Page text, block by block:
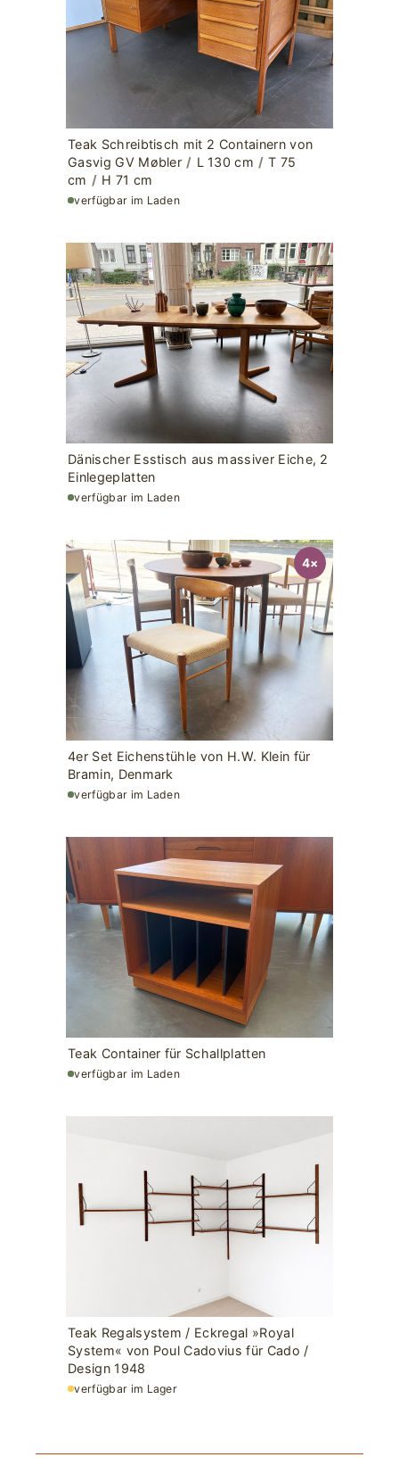
Teak Schreibtisch mit 2 Containern von
Gasvig GV Møbler / L 130 cm / T 75
cm / H 71 cm
verfügbar im Laden
Dänischer Esstisch aus massiver Eiche, 2
Einlegeplatten
verfügbar im Laden
4×
4er Set Eichenstühle von H.W. Klein für
Bramin, Denmark
verfügbar im Laden
Teak Container für Schallplatten
verfügbar im Laden
Teak Regalsystem / Eckregal »Royal
System« von Poul Cadovius für Cado /
Design 1948
verfügbar im Lager